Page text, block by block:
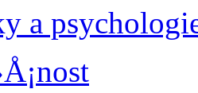
a